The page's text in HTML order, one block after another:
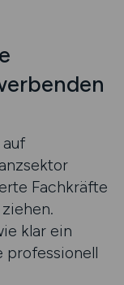
Fachkräfte
klar ein
professionell